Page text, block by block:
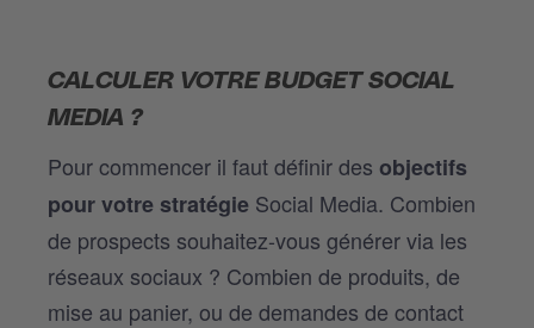
CALCULER VOTRE BUDGET SOCIAL
MEDIA ?
Pour commencer il faut définir des objectifs
pour votre stratégie Social Media. Combien
de prospects souhaitez-vous générer via les
réseaux sociaux ? Combien de produits, de
mise au panier, ou de demandes de contact